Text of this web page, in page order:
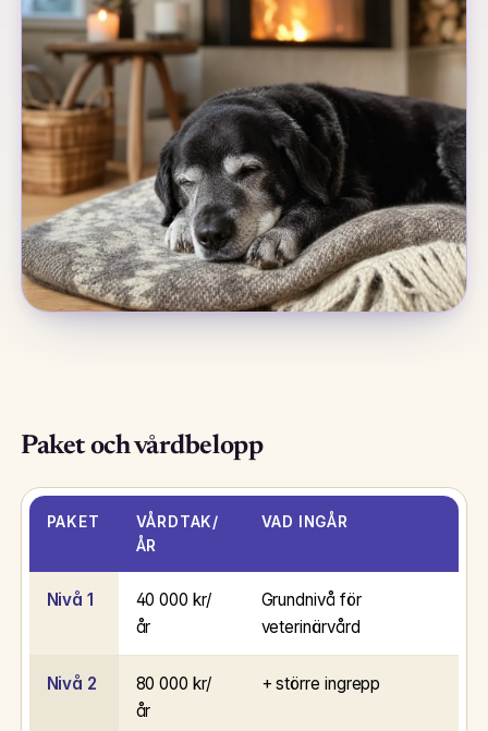
Paket och vårdbelopp
PAKET
VÅRDTAK/
ÅR
VAD INGÅR
Nivå 1
40 000 kr/
år
Grundnivå för
veterinärvård
Nivå 2
80 000 kr/
år
+ större ingrepp